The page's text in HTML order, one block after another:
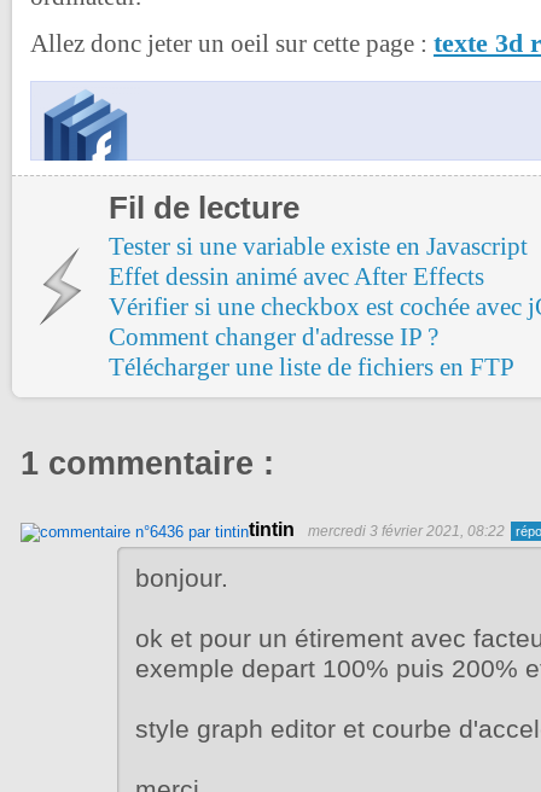
Allez donc jeter un oeil sur cette page : texte 3d
Fil de lecture
Tester si une variable existe en Javascript
Effet dessin animé avec After Effects
Vérifier si une checkbox est cochée avec
Comment changer d'adresse IP ?
Télécharger une liste de fichiers en FTP
1 commentaire :
tintin mercredi 3 février 2021, 08:22
bonjour.
ok et pour un étirement avec
exemple depart 100% puis 200%
style graph editor et courbe